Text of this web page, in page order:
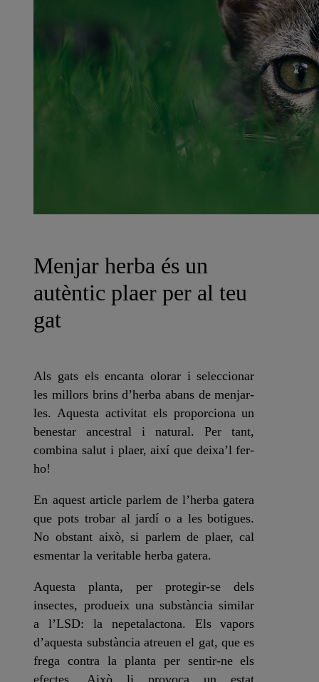
Menjar herba és un
autèntic plaer per al teu
gat
Als gats els encanta olorar i seleccionar
les millors brins d’herba abans de menjar-
les. Aquesta activitat els proporciona un
benestar ancestral i natural. Per tant,
combinasalut i plaer, així que deixa’l fer-
ho!
En aquest article parlem de l’herba gatera
que pots trobar al jardí o a les botigues.
No obstant això, si parlem de plaer, cal
esmentar laveritable herba gatera.
Aquesta planta, per protegir-se dels
insectes, produeix una substància similar
a l’LSD: la nepetalactona. Els vapors
d’aquesta substància atreuen el gat, que es
frega contra la planta per sentir-ne els
efectes. Això li provoca un estat